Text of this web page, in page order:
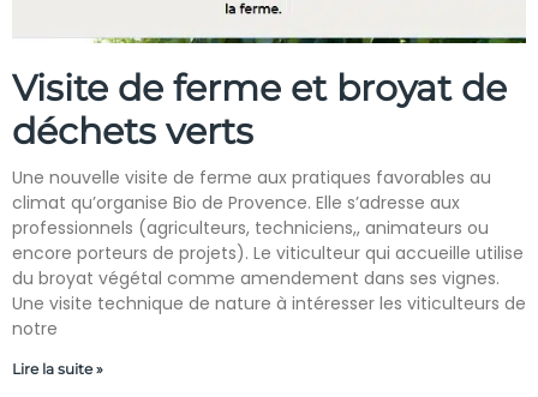
Visite de ferme et broyat de
déchets verts
Une nouvelle visite de ferme aux pratiques favorables au
climat qu’organise Bio de Provence. Elle s’adresse aux
professionnels (agriculteurs, techniciens,, animateurs ou
encore porteurs de projets). Le viticulteur qui accueille utilise
du broyat végétal comme amendement dans ses vignes.
Une visite technique de nature à intéresser les viticulteurs de
notre
Lire la suite »